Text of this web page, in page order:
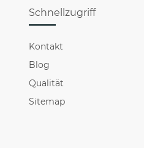
Schnellzugriff
Kontakt
Blog
Qualität
Sitemap